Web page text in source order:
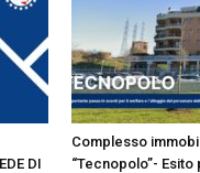
DI
Complesso
“Tecnopolo”-